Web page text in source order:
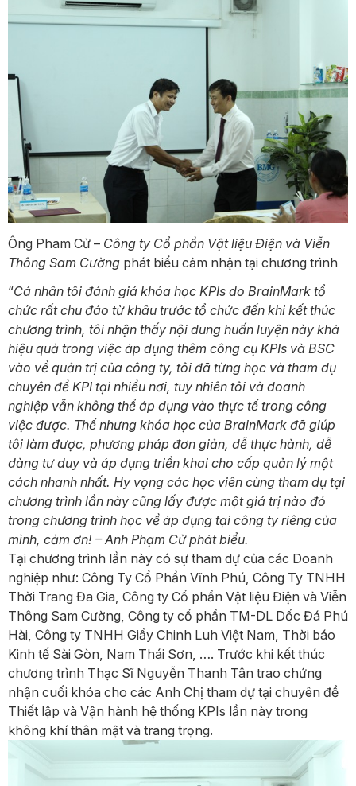
Ông Pham Cử – Công ty Cổ phần Vật liệu Điện và Viễn
Thông Sam Cường phát biểu cảm nhận tại chương trình
“Cá nhân tôi đánh giá khóa học KPIs do BrainMark tổ
chức rất chu đáo từ khâu trước tổ chức đến khi kết thúc
chương trình, tôi nhận thấy nội dung huấn luyện này khá
hiệu quả trong việc áp dụng thêm công cụ KPIs và BSC
vào về quản trị của công ty, tôi đã từng học và tham dụ
chuyên đề KPI tại nhiều nơi, tuy nhiên tôi và doanh
nghiệp vẫn không thể áp dụng vào thực tế trong công
việc được. Thế nhưng khóa học của BrainMark đã giúp
tôi làm được, phương pháp đơn giản, dễ thực hành, dễ
dàng tư duy và áp dụng triển khai cho cấp quản lý một
cách nhanh nhất. Hy vọng các học viên cùng tham dụ tại
chương trình lần này cũng lấy được một giá trị nào đó
trong chương trình học về áp dụng tại công ty riêng của
mình, cảm ơn! – Anh Phạm Cử phát biểu.
Tại chương trình lần này có sự tham dự của các Doanh
nghiệp như: Công Ty Cổ Phần Vĩnh Phú, Công Ty TNHH
Thời Trang Đa Gia, Công ty Cổ phần Vật liệu Điện và Viễn
Thông Sam Cường, Công ty cổ phần TM-DL Dốc Đá Phú
Hài, Công ty TNHH Giầy Chinh Luh Việt Nam, Thời báo
Kinh tế Sài Gòn, Nam Thái Sơn, …. Trước khi kết thúc
chương trình Thạc Sĩ Nguyễn Thanh Tân trao chứng
nhận cuối khóa cho các Anh Chị tham dự tại chuyên đề
Thiết lập và Vận hành hệ thống KPIs lần này trong
không khí thân mật và trang trọng.